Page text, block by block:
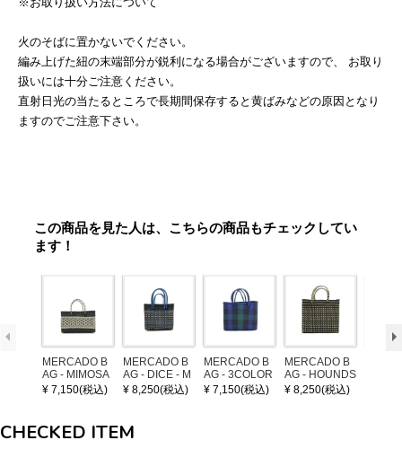
火のそばに置かないでください。
編み上げた紐の末端部分が鋭利になる場合がございますので、 お取り
扱いには十分ご注意ください。
直射日光の当たるところで長期間保存すると黄ばみなどの原因となり
ますのでご注意下さい。
この商品を見た人は、こちらの商品もチェックしてい
ます！
MERCADO B
AG - MIMOSA
- Black / Crea
m (SHORT X
¥ 7,150(税込)
MERCADO B
AG - DICE - M
OSAIC - Black
/ Cream / Meta
¥ 8,250(税込)
MERCADO B
AG - 3COLOR
S CHECK - Bl
ack / Dark Gre
¥ 7,150(税込)
MERCADO B
AG - HOUNDS
TOOTH - Blac
k / Cream (S)
¥ 8,250(税込)
CHECKED ITEM